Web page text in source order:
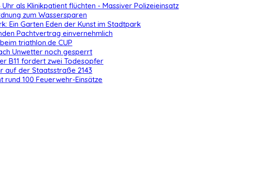
als Klinikpatient flüchten - Massiver Polizeieinsatz
zum Wassersparen
Ein Garten Eden der Kunst im Stadtpark
Pachtvertrag einvernehmlich
triathlon.de CUP
Unwetter noch gesperrt
B11 fordert zwei Todesopfer
auf der Staatsstraße 2143
100 Feuerwehr-Einsätze